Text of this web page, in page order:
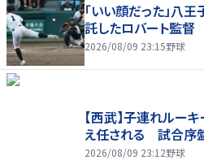
「いい顔だった」八
託したロバート監督
2026/08/09 23:15野球
【西武】子連れルー
え任される 試合序
2026/08/09 23:12野球